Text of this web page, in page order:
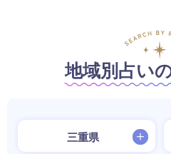
地域別占い
三重県